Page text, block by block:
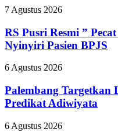
II
Kilang
Plaju
Tanamkan
Budaya
HSSE
Melalui
Safety
Campaign
RS
Resmi
”
Pecat
Dokter
yang
Nyinyiri
BPJS
7 Agustus 2026
RS Pusri Resmi ”
Nyinyiri Pasien BPJS
Palembang
Lebih
Banyak
Sekolah
Predikat
6 Agustus 2026
Palembang Targetkan
Predikat Adiwiyata
Pemkot
6 Agustus 2026